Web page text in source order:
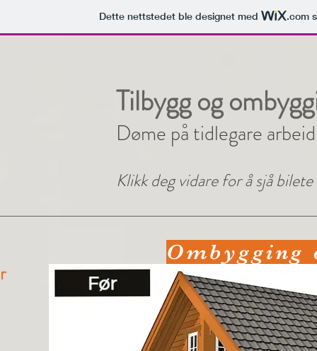
Dette nettstedet ble designet med .com
Tilbygg og
Døme på tidlegare
Klikk deg vidare for å sjå